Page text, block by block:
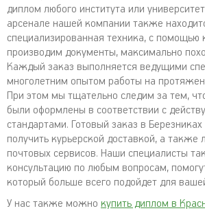
диплом любого института или
арсенале нашей компании также
специализированная техника, с помощью
производим документы, максимально
Каждый заказ выполняется ведущими
многолетним опытом работы на
При этом мы тщательно следим за тем,
были оформлены в соответствии с
стандартами. Готовый заказ в
получить курьерской доставкой, а
почтовых сервисов. Наши специалисты
консультацию по любым вопросам,
который больше всего подойдет для
У нас также можно купить диплом в